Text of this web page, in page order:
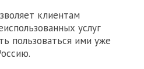
клиентам
услуг
пользоваться ими уже